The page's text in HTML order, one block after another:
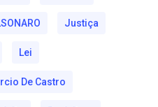
Justiça
Lei
De Castro